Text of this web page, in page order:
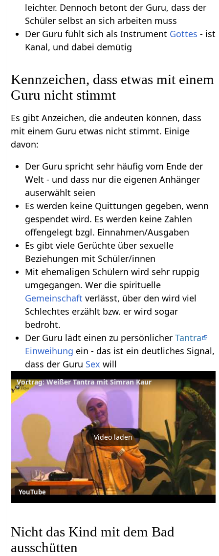
leichter. Dennoch betont der Guru, dass der
Schüler selbst an sich arbeiten muss
Der Guru fühlt sich als Instrument Gottes - ist
Kanal, und dabei demütig
Kennzeichen, dass etwas mit einem
Guru nicht stimmt
Es gibt Anzeichen, die andeuten können, dass
mit einem Guru etwas nicht stimmt. Einige
davon:
Der Guru spricht sehr häufig vom Ende der
Welt - und dass nur die eigenen Anhänger
auserwählt seien
Es werden keine Quittungen gegeben, wenn
gespendet wird. Es werden keine Zahlen
offengelegt bzgl. Einnahmen/Ausgaben
Es gibt viele Gerüchte über sexuelle
Beziehungen mit Schüler/innen
Mit ehemaligen Schülern wird sehr ruppig
umgegangen. Wer die spirituelle
Gemeinschaft verlässt, über den wird viel
Schlechtes erzählt bzw. er wird sogar
bedroht.
Der Guru lädt einen zu persönlicher Tantra
Einweihung ein - das ist ein deutliches Signal,
dass der Guru Sex will
Vortrag: Weißer Tantra mit Simran Kaur
Video laden
YouTube
Nicht das Kind mit dem Bad
ausschütten